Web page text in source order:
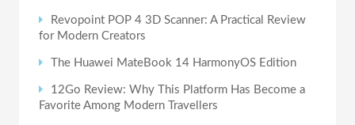
Revopoint POP 4 3D Scanner: A Practical Review
for Modern Creators
The Huawei MateBook 14 HarmonyOS Edition
12Go Review: Why This Platform Has Become a
Favorite Among Modern Travellers